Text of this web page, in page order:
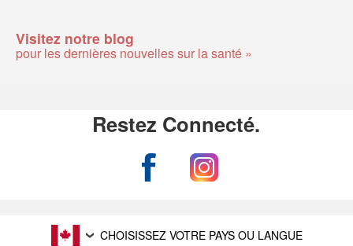
Visitez notre blog
pour les dernières nouvelles sur la santé »
Restez Connecté.
CHOISISSEZ VOTRE PAYS OU LANGUE